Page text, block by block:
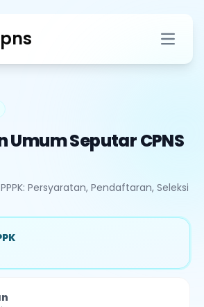
Open
Seputar CPNS
Persyaratan, Pendaftaran, Seleksi